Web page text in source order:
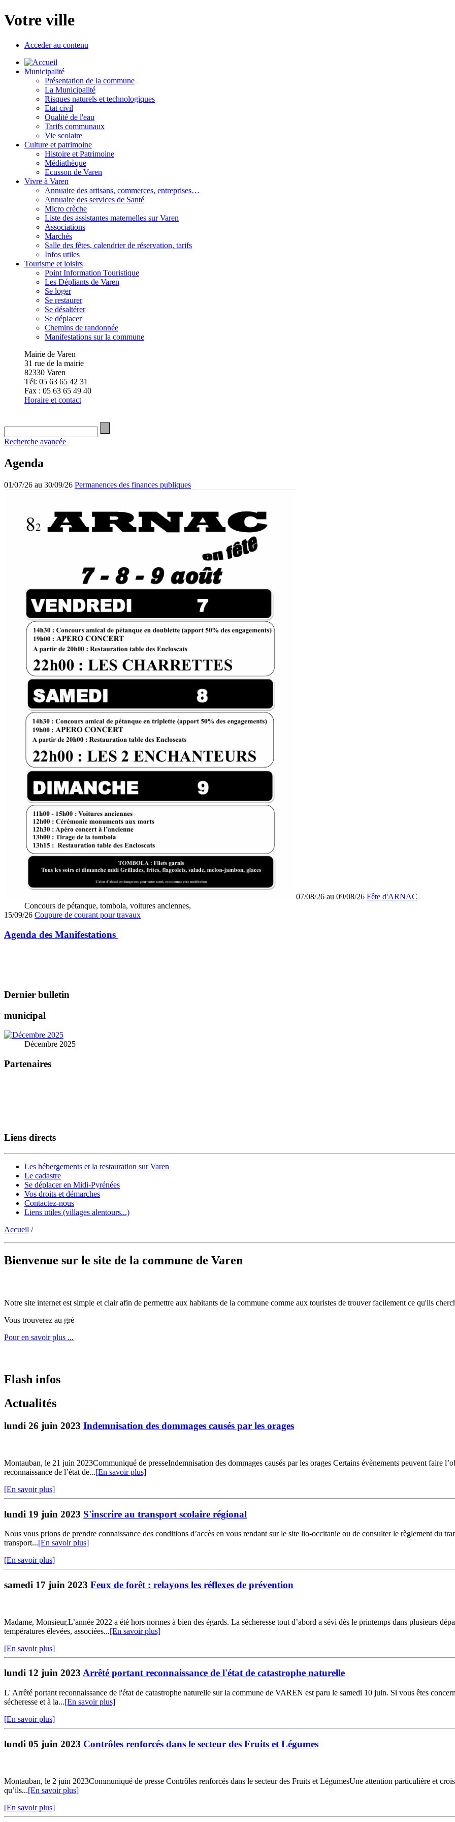
Votre ville
Acceder au contenu
Municipalité
Présentation de la commune
La Municipalité
Risques naturels et technologiques
Etat civil
Qualité de l'eau
Tarifs communaux
Vie scolaire
Culture et patrimoine
Histoire et Patrimoine
Médiathèque
Ecusson de Varen
Vivre à Varen
Annuaire des artisans, commerces, entreprises…
Annuaire des services de Santé
Micro crèche
Liste des assistantes maternelles sur Varen
Associations
Marchés
Salle des fêtes, calendrier de réservation, tarifs
Infos utiles
Tourisme et loisirs
Point Information Touristique
Les Dépliants de Varen
Se loger
Se restaurer
Se désaltérer
Se déplacer
Chemins de randonnée
Manifestations sur la commune
Mairie de Varen
31 rue de la mairie
82330 Varen
Tél: 05 63 65 42 31
Fax : 05 63 65 49 40
Horaire et contact
Recherche avancée
Agenda
01/07/26 au 30/09/26 Permanences des finances publiques
07/08/26 au 09/08/26 Fête d'ARNAC
Concours de pétanque, tombola, voitures anciennes,
15/09/26 Coupure de courant pour travaux
Agenda des Manifestations
Dernier bulletin
municipal
Décembre 2025
Partenaires
Liens directs
Les hébergements et la restauration sur Varen
Le cadastre
Se déplacer en Midi-Pyrénées
Vos droits et démarches
Contactez-nous
Liens utiles (villages alentours...)
Accueil /
Bienvenue sur le site de la commune de Varen
Notre site internet est simple et clair afin de permettre aux habitants de la commune comme aux touristes de trouver facilement ce qu'ils
Vous trouverez au gré
Pour en savoir plus ...
Flash infos
Actualités
lundi 26 juin 2023 Indemnisation des dommages causés par les orages
Montauban, le 21 juin 2023Communiqué de presseIndemnisation des dommages causés par les orages Certains évènements peuvent faire
reconnaissance de l’état de...[En savoir plus]
[En savoir plus]
lundi 19 juin 2023 S'inscrire au transport scolaire régional
Nous vous prions de prendre connaissance des conditions d’accès en vous rendant sur le site lio-occitanie ou de consulter le règlement du
transport...[En savoir plus]
[En savoir plus]
samedi 17 juin 2023 Feux de forêt : relayons les réflexes de prévention
Madame, Monsieur,L’année 2022 a été hors normes à bien des égards. La sécheresse tout d’abord a sévi dès le printemps dans plusieurs
températures élevées, associées...[En savoir plus]
[En savoir plus]
lundi 12 juin 2023 Arrêté portant reconnaissance de l'état de catastrophe naturelle
L' Arrêté portant reconnaissance de l'état de catastrophe naturelle sur la commune de VAREN est paru le samedi 10 juin. Si vous êtes
sécheresse et à la...[En savoir plus]
[En savoir plus]
lundi 05 juin 2023 Contrôles renforcés dans le secteur des Fruits et Légumes
Montauban, le 2 juin 2023Communiqué de presse Contrôles renforcés dans le secteur des Fruits et LégumesUne attention particulière et
qu’ils...[En savoir plus]
[En savoir plus]